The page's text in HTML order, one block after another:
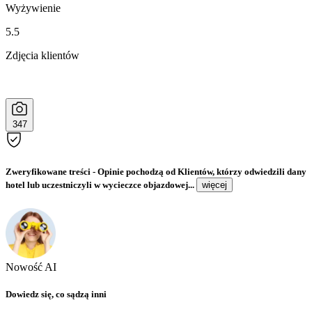
Wyżywienie
5.5
Zdjęcia klientów
347
Zweryfikowane treści - Opinie pochodzą od Klientów, którzy odwiedzili dany
hotel lub uczestniczyli w wycieczce objazdowej...
więcej
Nowość AI
Dowiedz się, co sądzą inni